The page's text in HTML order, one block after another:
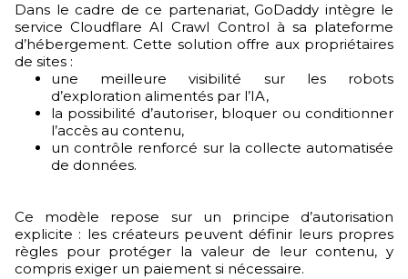
Dans le cadre de ce partenariat, GoDaddy intègre le
service Cloudflare AI Crawl Control à sa plateforme
d’hébergement. Cette solution offre aux propriétaires
de sites :
une meilleure visibilité sur les robots
d’exploration alimentés par l’IA,
la possibilité d’autoriser, bloquer ou conditionner
l’accès au contenu,
un contrôle renforcé sur la collecte automatisée
de données.
Ce modèle repose sur un principe d’autorisation
explicite : les créateurs peuvent définir leurs propres
règles pour protéger la valeur de leur contenu, y
compris exiger un paiement si nécessaire.